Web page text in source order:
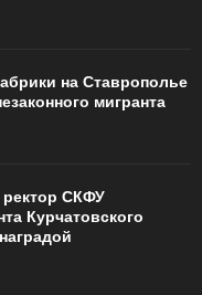
на Ставрополье
мигранта
ректор СКФУ
Курчатовского